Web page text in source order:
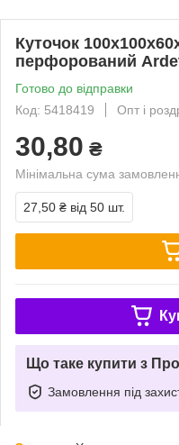
Куточок
перфорований
Готово до відправки
Код: 5418419
Опт і
30,80 ₴
Мінімальна сума
27,50 ₴ від 50 шт.
Що таке купити з
Замовлення під